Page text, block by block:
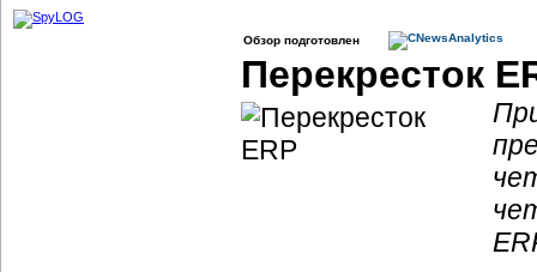
Обзор подготовлен
Перекресток